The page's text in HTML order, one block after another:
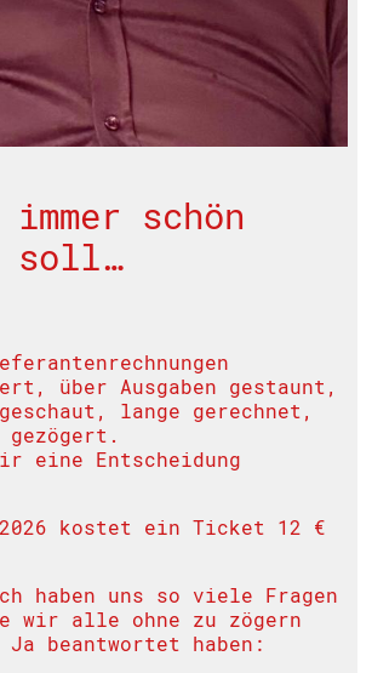
schön
soll…
über Ausgaben gestaunt,
lange gerechnet,
eine Entscheidung
2026 kostet ein Ticket 12 €
haben uns so viele Fragen
alle ohne zu zögern
beantwortet haben: